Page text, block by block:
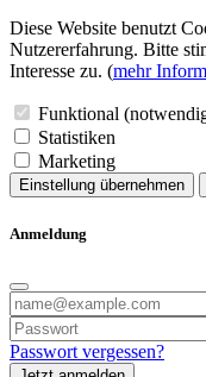
Diese Website benutzt
Nutzererfahrung. Bitte
Interesse zu. (mehr
Funktional
Statistiken
Marketing
Einstellung übernehmen
Anmeldung
Passwort vergessen?